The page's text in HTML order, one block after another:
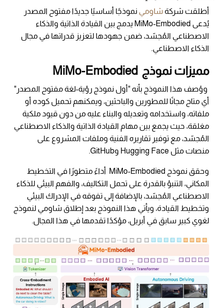
أطلقت شركة شاومي نموذجًا أساسيًا جديدًا مفتوح المصدر
يُدعى MiMo-Embodied يدمج بين القيادة الذاتية والذكاء
الاصطناعي المُجسّد، ضمن جهودها لتعزيز قدراتها في مجال
الذكاء الاصطناعي.
مميزات نموذج MiMo-Embodied
ووُصف هذا النموذج بأنه "أول نموذج رؤية-لغة مفتوح المصدر"
أي متاح مجانًا للمطورين والباحثين، ويمكنهم تحميل كوده أو
ملفاته، واستخدامه وتعديله والبناء عليه من دون قيود ملكية
مغلقة، حيث يجمع بين مهام القيادة الذاتية والذكاء الاصطناعي
المُجسّد، مع توفير تقاريره الفنية وملفات المشروع على
منصات مثل Hugging Face وGitHub.
وحقق نموذج MiMo-Embodied أداءً متطورًا في التخطيط
المكاني، التنبؤ بالقدرة على تحمل التكاليف، والفهم البيئي للذكاء
الاصطناعي المُجسّد، بالإضافة إلى تفوقه في الإدراك البيئي
وتخطيط القيادة، ويأتي هذا النموذج بعد إطلاق شاومي لنموذج
لغوي كبير سابق في أبريل، مؤكدًا تقدمها في هذا المجال.